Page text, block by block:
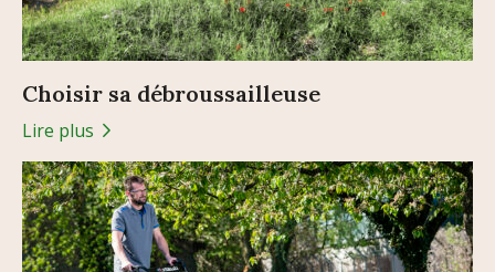
Choisir sa débroussailleuse
Lire plus